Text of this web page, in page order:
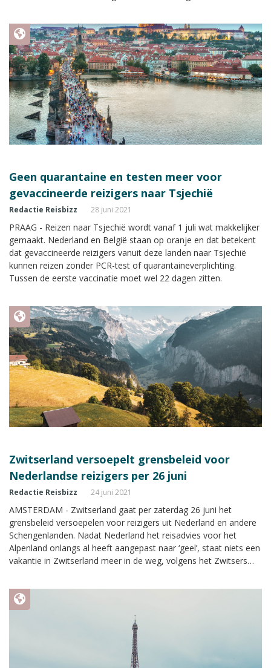
Geen quarantaine en testen meer voor
gevaccineerde reizigers naar Tsjechië
Redactie Reisbizz 28 juni 2021
PRAAG - Reizen naar Tsjechië wordt vanaf 1 juli wat makkelijker
gemaakt. Nederland en België staan op oranje en dat betekent
dat gevaccineerde reizigers vanuit deze landen naar Tsjechië
kunnen reizen zonder PCR-test of quarantaineverplichting.
Tussen de eerste vaccinatie moet wel 22 dagen zitten.
Zwitserland versoepelt grensbeleid voor
Nederlandse reizigers per 26 juni
Redactie Reisbizz 24 juni 2021
AMSTERDAM - Zwitserland gaat per zaterdag 26 juni het
grensbeleid versoepelen voor reizigers uit Nederland en andere
Schengenlanden. Nadat Nederland het reisadvies voor het
Alpenland onlangs al heeft aangepast naar ‘geel’, staat niets een
vakantie in Zwitserland meer in de weg, volgens het Zwitsers